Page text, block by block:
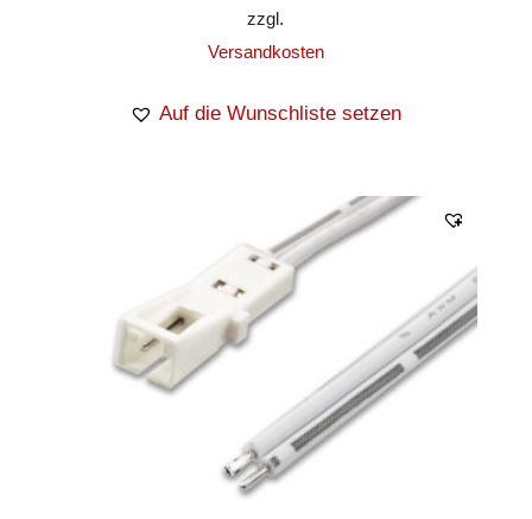
zzgl.
Versandkosten
Auf die Wunschliste setzen